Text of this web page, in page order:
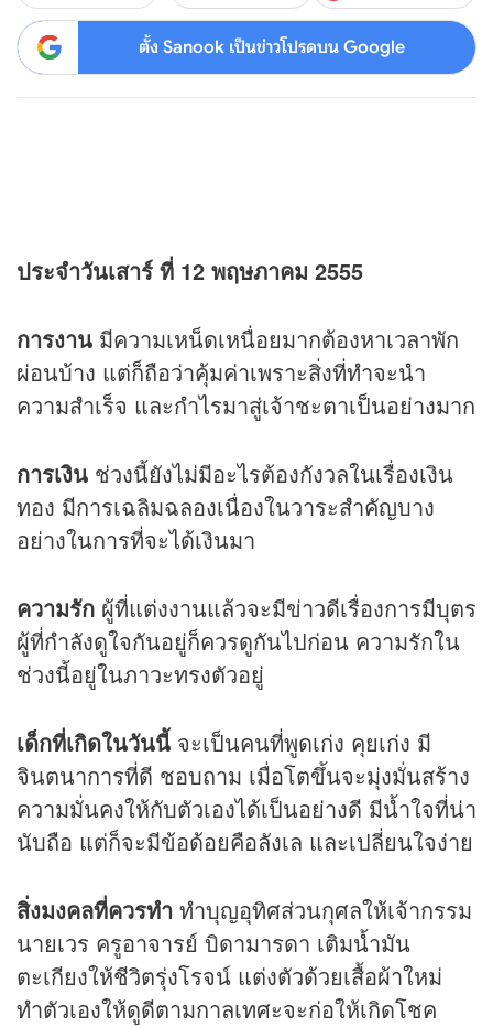
ตั้ง Sanook เป็นข่าวโปรดบน Google
ประจำวันเสาร์ ที่ 12 พฤษภาคม 2555
การงาน มีความเหน็ดเหนื่อยมากต้องหาเวลาพัก
ผ่อนบ้าง แต่ก็ถือว่าคุ้มค่าเพราะสิ่งที่ทำจะนำ
ความสำเร็จ และกำไรมาสู่เจ้าชะตาเป็นอย่างมาก
การเงิน ช่วงนี้ยังไม่มีอะไรต้องกังวลในเรื่องเงิน
ทอง มีการเฉลิมฉลองเนื่องในวาระสำคัญบาง
อย่างในการที่จะได้เงินมา
ความรัก ผู้ที่แต่งงานแล้วจะมีข่าวดีเรื่องการมีบุตร
ผู้ที่กำลังดูใจกันอยู่ก็ควรดูกันไปก่อน ความรักใน
ช่วงนี้อยู่ในภาวะทรงตัวอยู่
เด็กที่เกิดในวันนี้ จะเป็นคนที่พูดเก่ง คุยเก่ง มี
จินตนาการที่ดี ชอบถาม เมื่อโตขึ้นจะมุ่งมั่นสร้าง
ความมั่นคงให้กับตัวเองได้เป็นอย่างดี มีน้ำใจที่น่า
นับถือ แต่ก็จะมีข้อด้อยคือลังเล และเปลี่ยนใจง่าย
สิ่งมงคลที่ควรทำ ทำบุญอุทิศส่วนกุศลให้เจ้ากรรม
นายเวร ครูอาจารย์ บิดามารดา เติมน้ำมัน
ตะเกียงให้ชีวิตรุ่งโรจน์ แต่งตัวด้วยเสื้อผ้าใหม่
ทำตัวเองให้ดูดีตามกาลเทศะจะก่อให้เกิดโชค